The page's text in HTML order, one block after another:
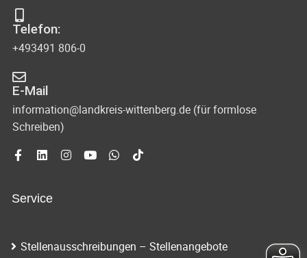
Telefon:
+493491 806-0
E-Mail
information@landkreis-wittenberg.de (für formlose
Schreiben)
Service
Stellenausschreibungen – Stellenangebote